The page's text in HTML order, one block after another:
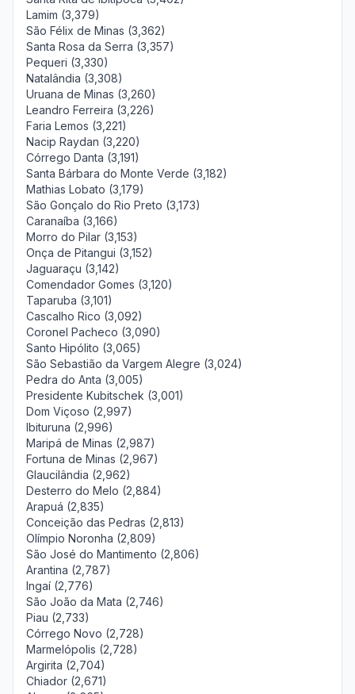
Lamim (3,379)
São Félix de Minas (3,362)
Santa Rosa da Serra (3,357)
Pequeri (3,330)
Natalândia (3,308)
Uruana de Minas (3,260)
Leandro Ferreira (3,226)
Faria Lemos (3,221)
Nacip Raydan (3,220)
Córrego Danta (3,191)
Santa Bárbara do Monte Verde (3,182)
Mathias Lobato (3,179)
São Gonçalo do Rio Preto (3,173)
Caranaíba (3,166)
Morro do Pilar (3,153)
Onça de Pitangui (3,152)
Jaguaraçu (3,142)
Comendador Gomes (3,120)
Taparuba (3,101)
Cascalho Rico (3,092)
Coronel Pacheco (3,090)
Santo Hipólito (3,065)
São Sebastião da Vargem Alegre (3,024)
Pedra do Anta (3,005)
Presidente Kubitschek (3,001)
Dom Viçoso (2,997)
Ibituruna (2,996)
Maripá de Minas (2,987)
Fortuna de Minas (2,967)
Glaucilândia (2,962)
Desterro do Melo (2,884)
Arapuá (2,835)
Conceição das Pedras (2,813)
Olímpio Noronha (2,809)
São José do Mantimento (2,806)
Arantina (2,787)
Ingaí (2,776)
São João da Mata (2,746)
Piau (2,733)
Córrego Novo (2,728)
Marmelópolis (2,728)
Argirita (2,704)
Chiador (2,671)